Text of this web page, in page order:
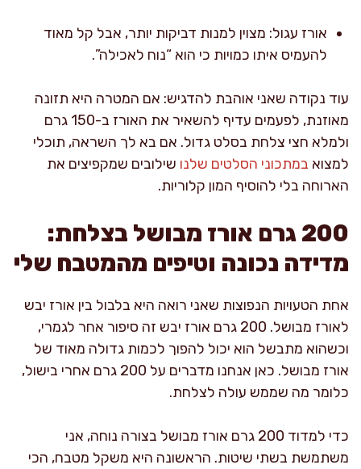
אורז עגול: מצוין למנות דביקות יותר, אבל קל מאוד
להעמיס איתו כמויות כי הוא “נוח לאכילה”.
עוד נקודה שאני אוהבת להדגיש: אם המטרה היא תזונה
מאוזנת, לפעמים עדיף להשאיר את האורז ב-150 גרם
ולמלא חצי צלחת בסלט גדול. אם בא לך השראה, תוכלי
למצוא במתכוני הסלטים שלנו שילובים שמקפיצים את
הארוחה בלי להוסיף המון קלוריות.
200 גרם אורז מבושל בצלחת:
מדידה נכונה וטיפים מהמטבח שלי
אחת הטעויות הנפוצות שאני רואה היא בלבול בין אורז יבש
לאורז מבושל. 200 גרם אורז יבש זה סיפור אחר לגמרי,
וכשהוא מתבשל הוא יכול להפוך לכמות גדולה מאוד של
אורז מבושל. כאן אנחנו מדברים על 200 גרם אחרי בישול,
כלומר מה שממש עולה לצלחת.
כדי למדוד 200 גרם אורז מבושל בצורה נוחה, אני
משתמשת בשתי שיטות. הראשונה היא משקל מטבח, הכי